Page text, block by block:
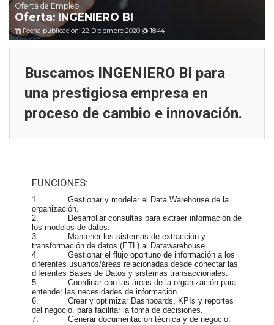
Oferta de Empleo
Oferta: INGENIERO BI
Fecha publicación: 22 Diciembre 2020 @ 18:44
Buscamos INGENIERO BI para
una prestigiosa empresa en
proceso de cambio e innovación.
FUNCIONES:
1. Gestionar y modelar el Data Warehouse de la
organización.
2. Desarrollar consultas para extraer información de
los modelos de datos.
3. Mantener los sistemas de extracción y
transformación de datos (ETL) al Datawarehouse.
4. Gestionar el flujo oportuno de información a los
diferentes usuarios/áreas relacionadas desde conectar las
diferentes Bases de Datos y sistemas transaccionales.
5. Coordinar con las áreas de la organización para
entender las necesidades de información.
6. Crear y optimizar Dashboards, KPIs y reportes
del negocio, para facilitar la toma de decisiones.
7. Generar documentación técnica y de negocio.